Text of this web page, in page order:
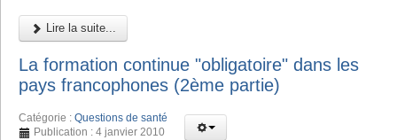
Lire la suite...
La formation continue "obligatoire" dans les
pays francophones (2ème partie)
Catégorie : Questions de santé
Publication : 4 janvier 2010